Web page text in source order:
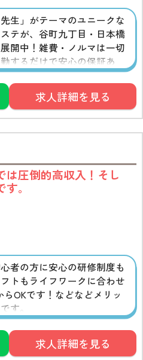
先生」がテーマのユニークな
テが、谷町九丁目・日本橋
開中！雑費・ノルマは一切
するだけで安心の保証あ
者の方も、講師による丁寧
ムーズにデビューが可能で
代の落ち着いた大人の女性
経験が、そのままお仕事の
活かせます♪
求人詳細を見る
は圧倒的高収入！そし
。
者の方に安心の研修制度も
トもライフワークに合わせ
らOKです！などなどメリッ
す。
求人詳細を見る